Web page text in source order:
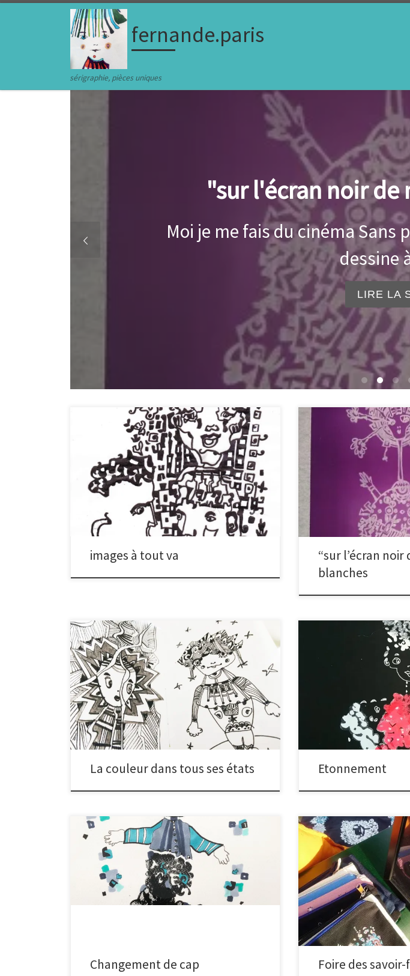
Skip to content
fernande.paris
sérigraphie, pièces uniques
Rouge de plaisir, de honte,
révolutions,
LIRE LA
Nous sommes envahis d’images de toutes sortes, dans
la rue, sur les écrans, et notre regard a changé. Il
devient sélectif et choisit ce qui l’attire pour un éveil
de quelques secondes. Il survole, « zappe ». Sur son
écran, le regardeur devient consommateur d’images
grâce à son doigt glissant. La vision […]
images à tout va
Moi je me fais du cinéma
…. » Je dessine à tout va,
démange, que ce soit au
silence ou avec le bruit des
calque est prêt à
“sur l’écran noir
blanches
La somme des couleurs primaires crée un noir. En y
ajoutant du blanc, on obtient des « gris colorés ». On
peut retenir les œuvres de Balthus ou Morandi, experts
en la matière. Chaque couleur revêt une histoire, a sa
symbolique et sa représentation. A ce sujet, Michel
Pastoureau nous guide et […]
La couleur dans tous ses états
En France, depuis 2 mois a
qui a étonné presque tous
politique et médiatique.
d’épiloguer sur ce
m’interroger sur la place de
et donner son opinion
Etonnement
En ces tout derniers jours de l’année, besoin de
changement, je range et modifie l’atelier ainsi que la
maison. Je me souviens à Tokyo, le 31 décembre, les
gens avaient sorti des vieux meubles sur le trottoir afin
de faire peau neuve. Je me souviens aussi et cela
Changement de cap
A Saint Denis, face à la
10 jours l’événement
visiteurs : la Foire des
mon tout dernier travail sous
l’association Etatmorfique à
Présente pendant toute la
j’ai pu […]
Foire des